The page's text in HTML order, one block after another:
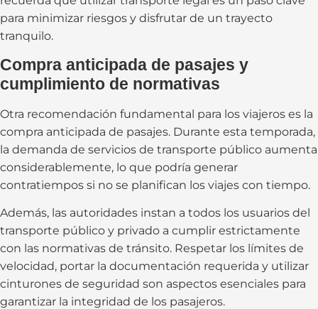
para minimizar riesgos y disfrutar de un trayecto
tranquilo.
Compra anticipada de pasajes y
cumplimiento de normativas
Otra recomendación fundamental para los viajeros es la
compra anticipada de pasajes. Durante esta temporada,
la demanda de servicios de transporte público aumenta
considerablemente, lo que podría generar
contratiempos si no se planifican los viajes con tiempo.
Además, las autoridades instan a todos los usuarios del
transporte público y privado a cumplir estrictamente
con las normativas de tránsito. Respetar los límites de
velocidad, portar la documentación requerida y utilizar
cinturones de seguridad son aspectos esenciales para
garantizar la integridad de los pasajeros.